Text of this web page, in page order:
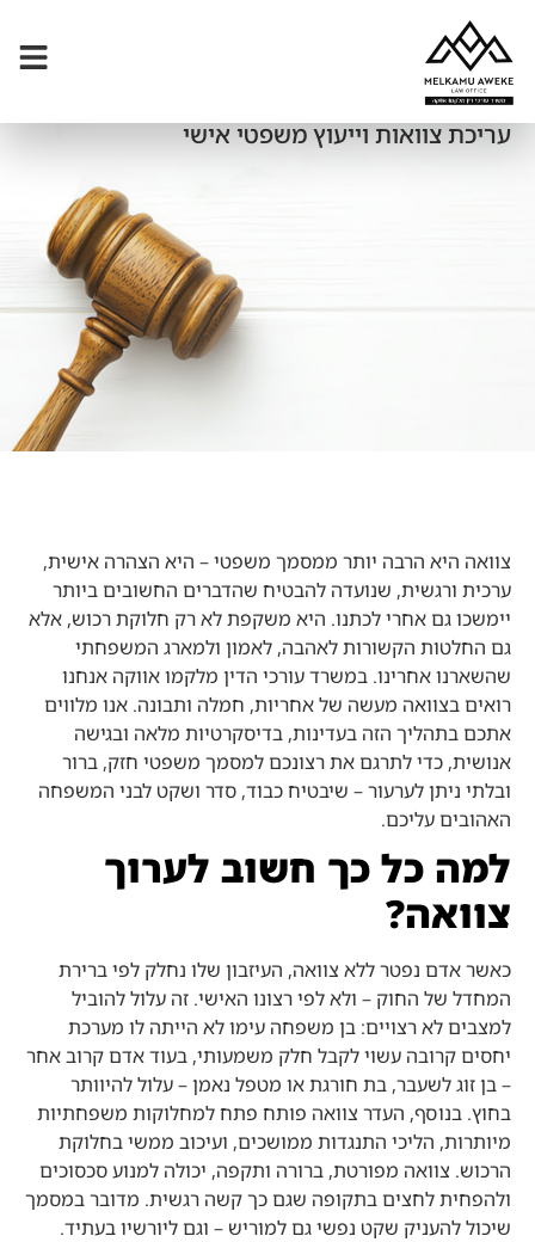
עריכת צוואות וייעוץ משפטי אישי
צוואה היא הרבה יותר ממסמך משפטי – היא הצהרה אישית,
ערכית ורגשית, שנועדה להבטיח שהדברים החשובים ביותר
יימשכו גם אחרי לכתנו. היא משקפת לא רק חלוקת רכוש, אלא
גם החלטות הקשורות לאהבה, לאמון ולמארג המשפחתי
שהשארנו אחרינו. במשרד עורכי הדין מלקמו אווקה אנחנו
רואים בצוואה מעשה של אחריות, חמלה ותבונה. אנו מלווים
אתכם בתהליך הזה בעדינות, בדיסקרטיות מלאה ובגישה
אנושית, כדי לתרגם את רצונכם למסמך משפטי חזק, ברור
ובלתי ניתן לערעור – שיבטיח כבוד, סדר ושקט לבני המשפחה
האהובים עליכם.
למה כל כך חשוב לערוך
צוואה?
כאשר אדם נפטר ללא צוואה, העיזבון שלו נחלק לפי ברירת
המחדל של החוק – ולא לפי רצונו האישי. זה עלול להוביל
למצבים לא רצויים: בן משפחה עימו לא הייתה לו מערכת
יחסים קרובה עשוי לקבל חלק משמעותי, בעוד אדם קרוב אחר
– בן זוג לשעבר, בת חורגת או מטפל נאמן – עלול להיוותר
בחוץ. בנוסף, העדר צוואה פותח פתח למחלוקות משפחתיות
מיותרות, הליכי התנגדות ממושכים, ועיכוב ממשי בחלוקת
הרכוש. צוואה מפורטת, ברורה ותקפה, יכולה למנוע סכסוכים
ולהפחית לחצים בתקופה שגם כך קשה רגשית. מדובר במסמך
שיכול להעניק שקט נפשי גם למוריש – וגם ליורשיו בעתיד.